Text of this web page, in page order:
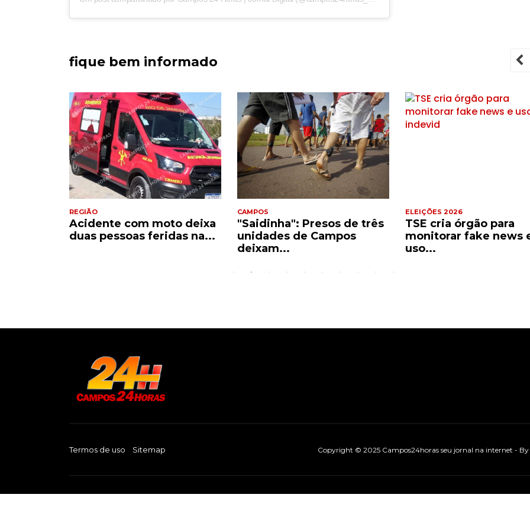
fique bem informado
REGIÃO
Acidente com moto deixa
duas pessoas feridas na...
CAMPOS
"Saidinha": Presos de três
unidades de Campos
deixam...
ELEIÇÕES 2026
TSE cria órgão para
monitorar fake news
uso...
Termos de uso Sitemap Copyright © 2025 Campos24horas seu jornal na internet - By